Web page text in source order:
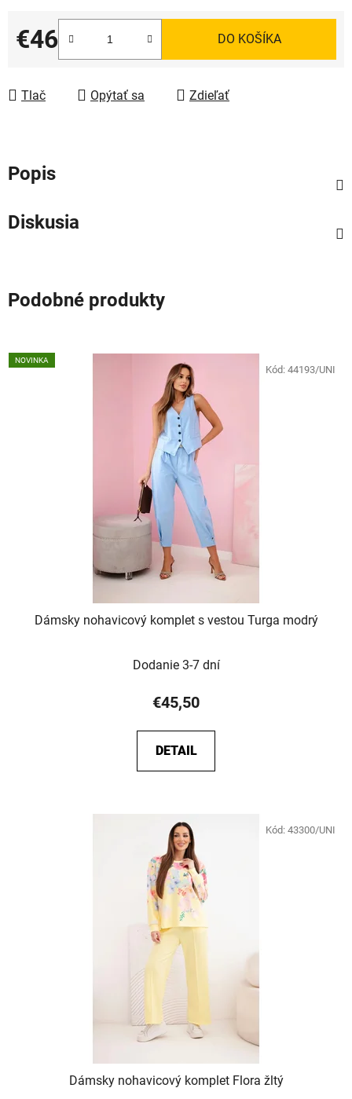
€46
Jednotková cena:
DO KOŠÍKA
Tlač Opýtať sa Zdieľať
Popis
Diskusia
Podobné produkty
NOVINKA
Dámsky nohavicový komplet s vestou Turga modrý
Dodanie 3-7 dní
€45,50
DETAIL
Kód: 44193/UNI
Dámsky nohavicový komplet Flora žltý
Kód: 43300/UNI